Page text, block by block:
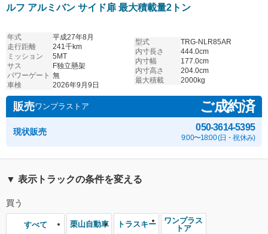
ルフ アルミバン サイド扉 最大積載量2トン
年式
平成27年8月
走行距離
241千km
ミッション
5MT
サス
F独立懸架
パワーゲート 無
車検
2026年9月9日
型式
TRG-NLR85AR
内寸長さ
444.0cm
内寸幅
177.0cm
内寸高さ
204.0cm
最大積載
2000kg
販売ワンプラストア ご成約済
現状販売 050-3614-5395
9:00〜18:00 (日・祝休み)
▼ 表示トラックの条件を変える
買う
すべて 栗山自動車 トラスキー
ワンプラス
トア